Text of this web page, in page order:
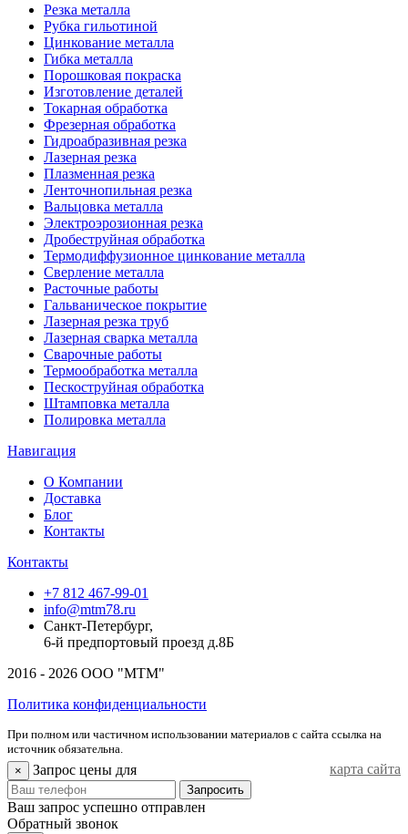
Резка металла
Рубка гильотиной
Цинкование металла
Гибка металла
Порошковая покраска
Изготовление деталей
Токарная обработка
Фрезерная обработка
Гидроабразивная резка
Лазерная резка
Плазменная резка
Ленточнопильная резка
Вальцовка металла
Электроэрозионная резка
Дробеструйная обработка
Термодиффузионное цинкование металла
Сверление металла
Расточные работы
Гальваническое покрытие
Лазерная резка труб
Лазерная сварка металла
Сварочные работы
Термообработка металла
Пескоструйная обработка
Штамповка металла
Полировка металла
Навигация
О Компании
Доставка
Блог
Контакты
Контакты
+7 812 467-99-01
info@mtm78.ru
Санкт-Петербург,
6-й предпортовый проезд д.8Б
2016 - 2026 ООО "МТМ"
Политика конфиденциальности
При полном или частичном использовании материалов с сайта ссылка на
источник обязательна.
карта сайта
× Запрос цены для
Запросить
Ваш запрос успешно отправлен
Обратный звонок